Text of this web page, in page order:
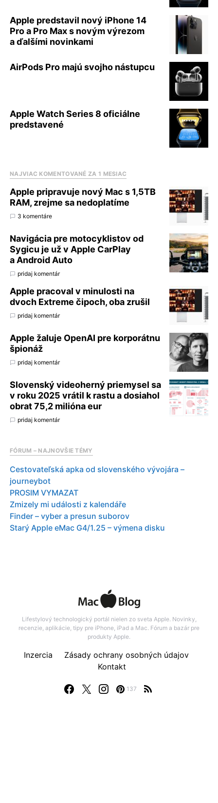
Apple predstavil nový iPhone 14
Pro a Pro Max s novým výrezom
a ďalšími novinkami
AirPods Pro majú svojho nástupcu
Apple Watch Series 8 oficiálne
predstavené
NAJVIAC KOMENTOVANÉ ZA 1 MESIAC
Apple pripravuje nový Mac s 1,5TB
RAM, zrejme sa nedoplatíme
3 komentáre
Navigácia pre motocyklistov od
Sygicu je už v Apple CarPlay
a Android Auto
pridaj komentár
Apple pracoval v minulosti na
dvoch Extreme čipoch, oba zrušil
pridaj komentár
Apple žaluje OpenAI pre korporátnu
špionáž
pridaj komentár
Slovenský videoherný priemysel sa
v roku 2025 vrátil k rastu a dosiahol
obrat 75,2 milióna eur
pridaj komentár
FÓRUM – NAJNOVŠIE TÉMY
Cestovateľská apka od slovenského vývojára –
journeybot
PROSIM VYMAZAT
Zmizely mi události z kalendáře
Finder – vyber a presun suborov
Starý Apple eMac G4/1.25 – výmena disku
Lifestylový technologický portál nielen zo sveta Apple. Novinky,
recenzie, aplikácie, tipy pre iPhone, iPad a Mac. Fórum a bazár pre
produkty Apple.
137
Inzercia
Zásady ochrany osobných údajov
Kontakt